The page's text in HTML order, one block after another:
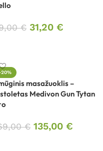
€ 31,20 €
masažuoklis –
Medivon Gun Tytan
€ 135,00 €